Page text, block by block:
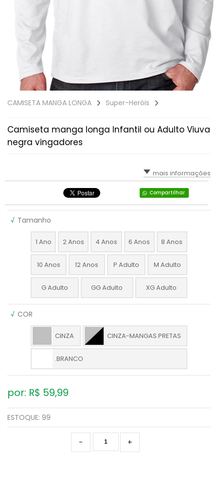
CAMISETA MANGA LONGA Super-Heróis
Camiseta manga longa Infantil ou Adulto Viuva
negra vingadores
mais informações
Compartilhar
√ Tamanho
1 Ano 2 Anos 4 Anos 6 Anos 8 Anos
10 Anos 12 Anos P Adulto M Adulto
G Adulto GG Adulto XG Adulto
√ COR
CINZA CINZA-MANGAS PRETAS
.BRANCO
por: R$ 59,99
ESTOQUE: 99
+
-